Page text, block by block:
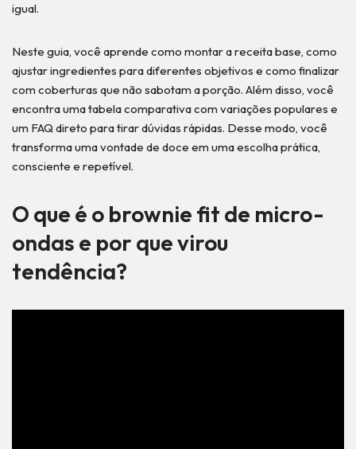
igual.
Neste guia, você aprende como montar a receita base, como
ajustar ingredientes para diferentes objetivos e como finalizar
com coberturas que não sabotam a porção. Além disso, você
encontra uma tabela comparativa com variações populares e
um FAQ direto para tirar dúvidas rápidas. Desse modo, você
transforma uma vontade de doce em uma escolha prática,
consciente e repetível.
O que é o brownie fit de micro-
ondas e por que virou
tendência?